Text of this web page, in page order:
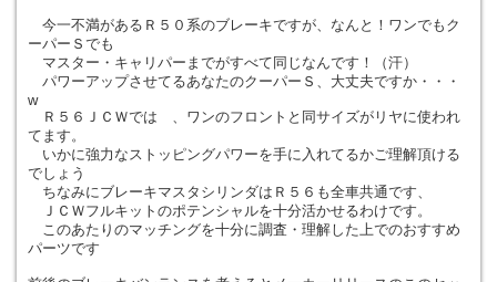
今一不満があるＲ５０系のブレーキですが、なんと！ワンでもク
ーパーＳでも
マスター・キャリパーまでがすべて同じなんです！（汗）
パワーアップさせてるあなたのクーパーＳ、大丈夫ですか・・・
w
Ｒ５６ＪＣＷでは 、ワンのフロントと同サイズがリヤに使われ
てます。
いかに強力なストッピングパワーを手に入れてるかご理解頂ける
でしょう
ちなみにブレーキマスタシリンダはＲ５６も全車共通です、
ＪＣＷフルキットのポテンシャルを十分活かせるわけです。
このあたりのマッチングを十分に調査・理解した上でのおすすめ
パーツです